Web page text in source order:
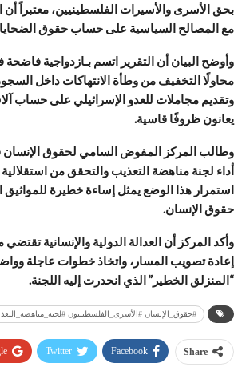
بحق الأسرى والأسيرات الفلسطينيين، معتبراً أن
مع المصالح السياسية على حساب حقوق
وأوضح البيان أن التقرير اتسم بـازدواجية فاضحة
محاولًا التخفيف من وطأة الانتهاكات داخل
وتقديم مجاملات للعدو الإسرائيلي على حساب
يعانون ظروفًا قاسية.
وطالب المركز المفوض السامي لحقوق الإنسان
أداء لجنة مناهضة التعذيب والتحقق من استقلالية
استمرار هذا الوضع يمثل إساءة خطيرة للمواثيق
حقوق الإنسان.
وأكد المركز أن العدالة الدولية والإنسانية
إعادة تصويب المسار، واتخاذ خطوات عاجلة
“المنزلق الخطير” الذي انحدرت إليه اللجنة.
#حقوق_الإنسان #الأسرى_الفلسطينيون
Share
Facebook
Twitter